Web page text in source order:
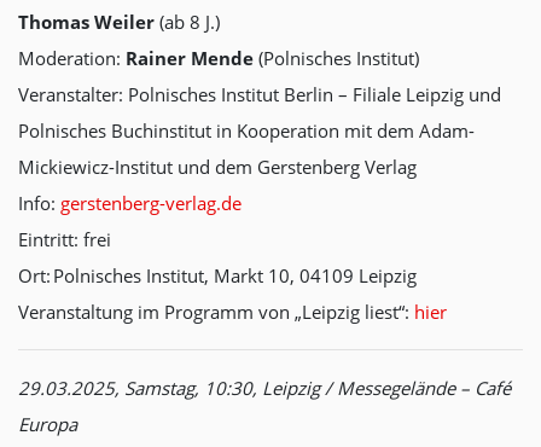
Thomas Weiler (ab 8 J.)
Moderation: Rainer Mende (Polnisches Institut)
Veranstalter: Polnisches Institut Berlin – Filiale Leipzig und
Polnisches Buchinstitut in Kooperation mit dem Adam-
Mickiewicz-Institut und dem Gerstenberg Verlag
Info: gerstenberg-verlag.de
Eintritt: frei
Ort: Polnisches Institut, Markt 10, 04109 Leipzig
Veranstaltung im Programm von „Leipzig liest“: hier
29.03.2025, Samstag, 10:30, Leipzig / Messegelände – Café
Europa